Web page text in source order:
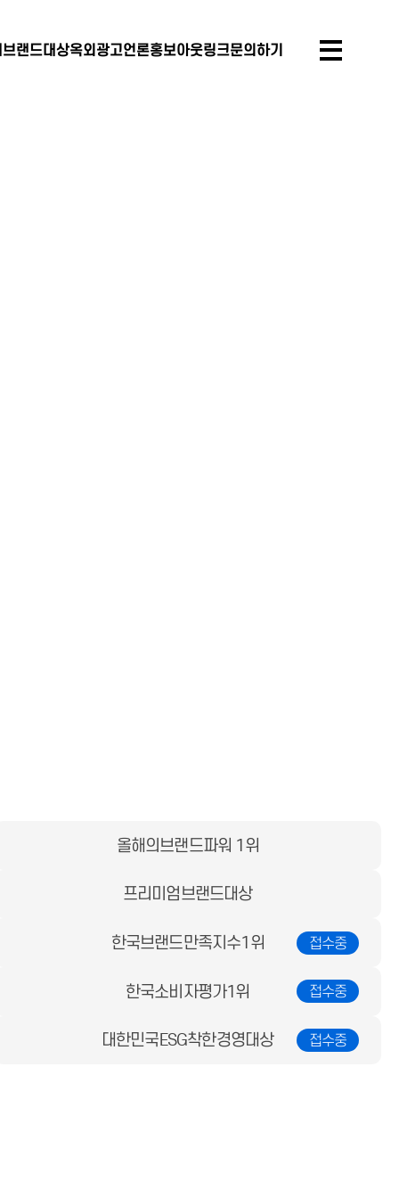
브랜드대상옥외광고언론홍보아웃링크문의하기
올해의브랜드파워 1위
프리미엄브랜드대상
한국브랜드만족지수1위
한국소비자평가1위
대한민국ESG착한경영대상